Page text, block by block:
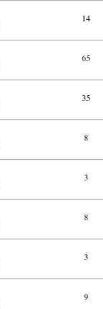
14
65
35
8
3
8
3
9